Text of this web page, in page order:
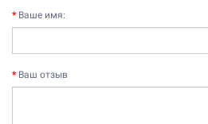
Ваше имя:
Ваш отзыв